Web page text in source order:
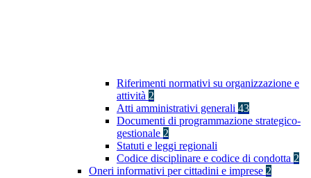
Riferimenti normativi su organizzazione e
attività 2
Atti amministrativi generali 43
Documenti di programmazione strategico-
gestionale 2
Statuti e leggi regionali
Codice disciplinare e codice di condotta 2
Oneri informativi per cittadini e imprese 2